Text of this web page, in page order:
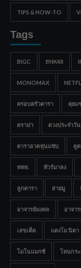
TIPS & HOW-TO
Tags
BIGC BNK48
MONOMAX
ครอบครัวดารา คุยแ
ดราม่า ดวงประจำวัน
ดาราอวดหุ่นแซ่บ ดูด
ททท. ทัวร์มาลง
ลูกดารา สายมู
อาจารย์มงคล อาจา
เลขเด็ด แตงโม นิดา
โมโนแมกซ์ โหนกร